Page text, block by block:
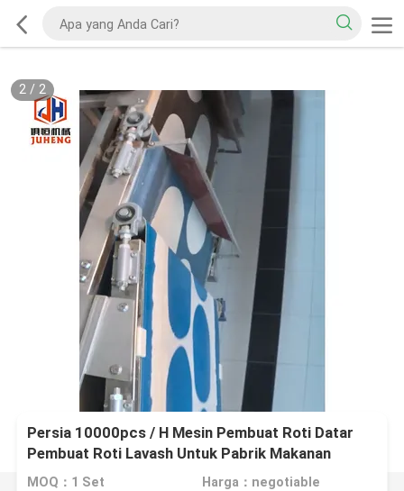
2/ 2
Persia 10000pcs / H Mesin Pembuat Roti Datar
Pembuat Roti Lavash Untuk Pabrik Makanan
MOQ：1 Set Harga：negotiable